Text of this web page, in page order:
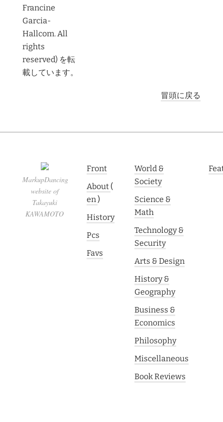
Francine
Garcia-
Hallcom. All
rights
reserved) を転
載しています。
冒頭に戻る
MarkupDancing
website of
Takayuki
KAWAMOTO
Front
About (
en)
History
Pcs
Favs
World &
Society
Science &
Math
Technology &
Security
Arts & Design
History &
Geography
Business &
Economics
Philosophy
Miscellaneous
Book Reviews